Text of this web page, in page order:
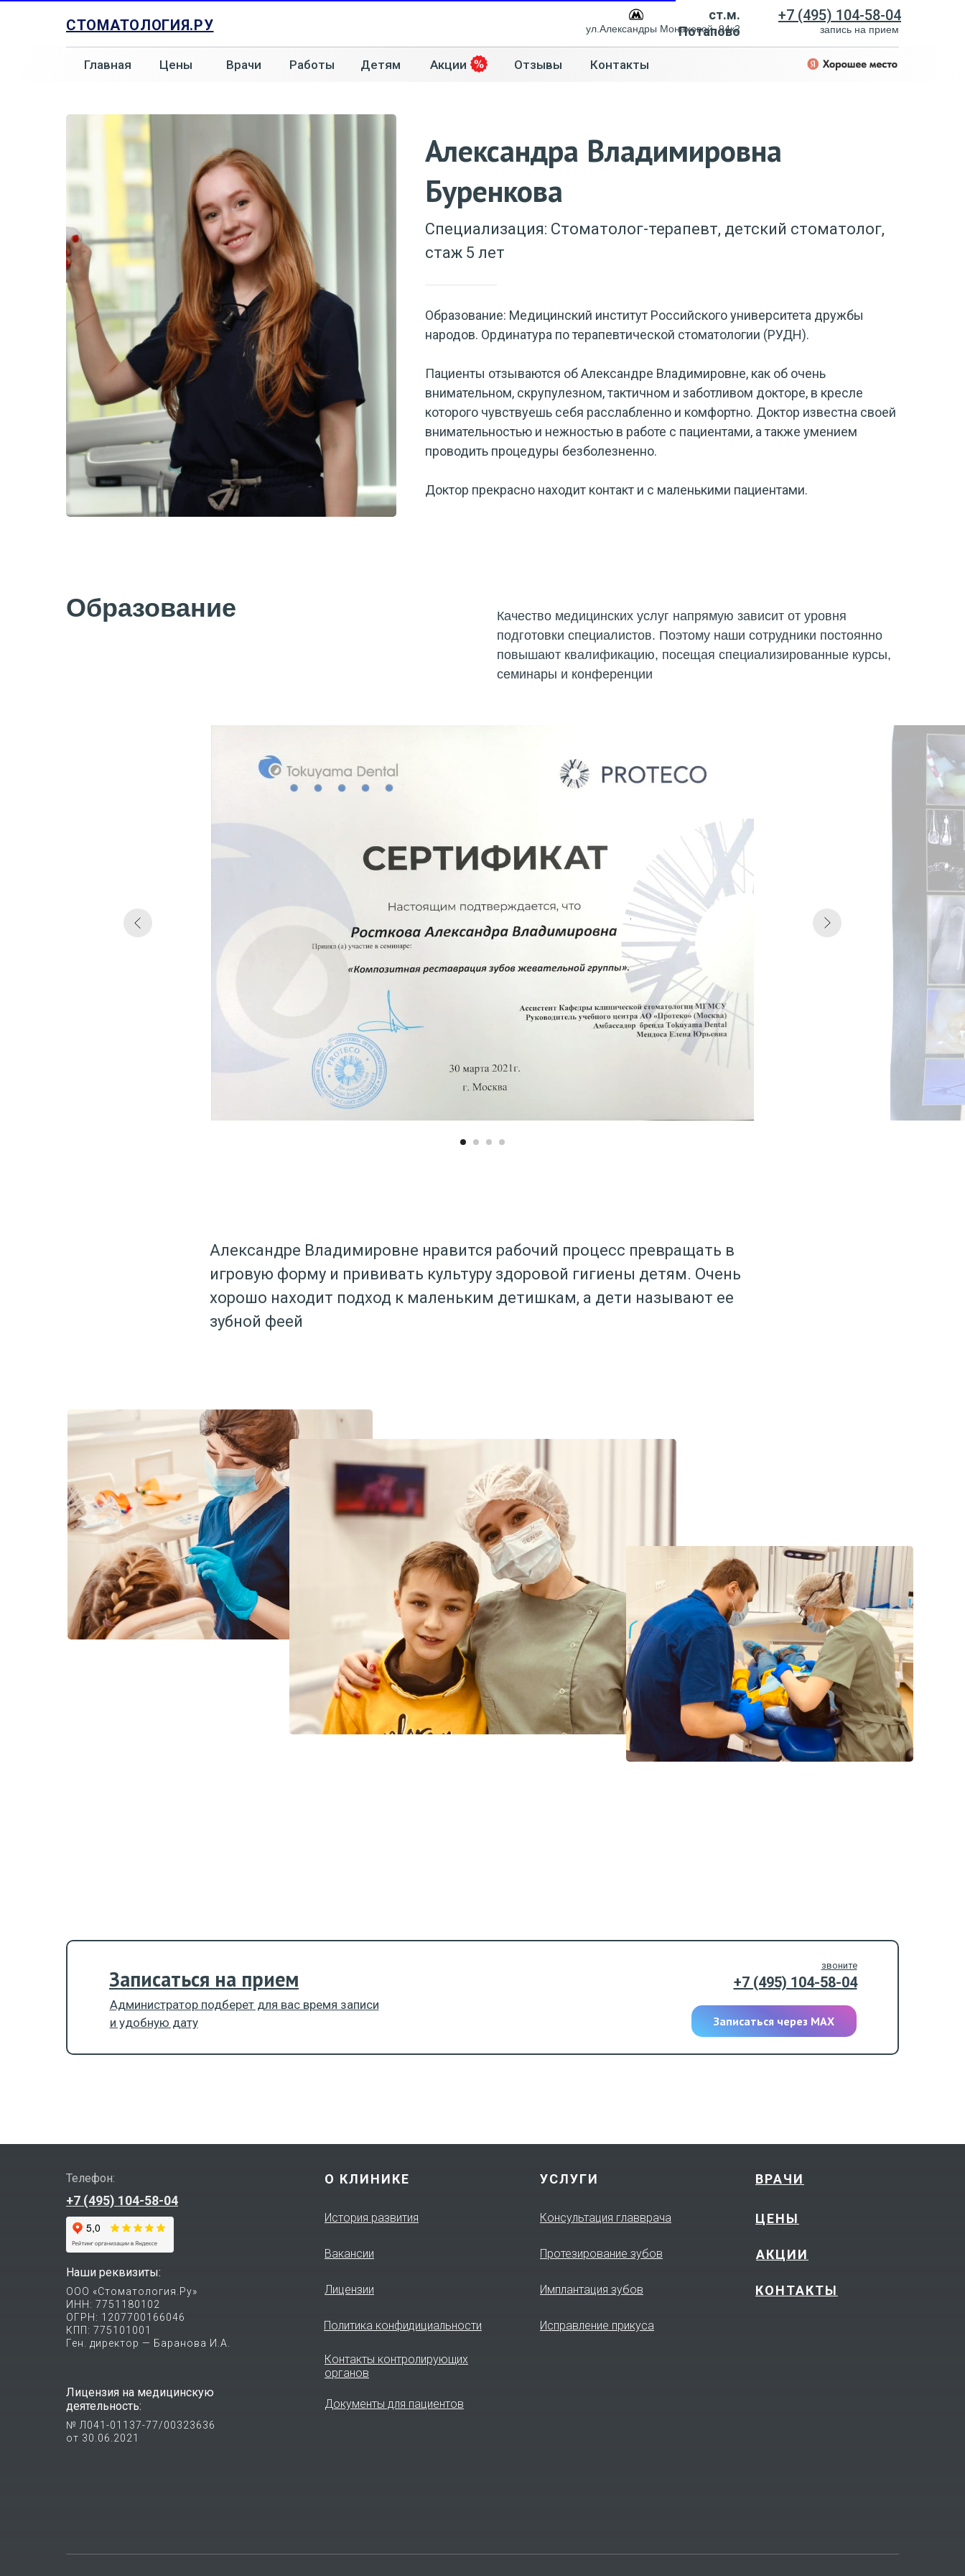
+7 (495) 104-58-04
Главная Цены Детям
Врачи Работы Отзывы Контакты
запись на прием
ул.Александры Монаховой, 94к2
ст.м.
Потапово
СТОМАТОЛОГИЯ.РУ
Акции
Александра Владимировна
Буренкова
Специализация: Стоматолог-терапевт, детский стоматолог,
стаж 5 лет
Образование: Медицинский институт Российского университета дружбы
народов. Ординатура по терапевтической стоматологии (РУДН).
Пациенты отзываются об Александре Владимировне, как об очень
внимательном, скрупулезном, тактичном и заботливом докторе, в кресле
которого чувствуешь себя расслабленно и комфортно. Доктор известна своей
внимательностью и нежностью в работе с пациентами, а также умением
проводить процедуры безболезненно.
Доктор прекрасно находит контакт и с маленькими пациентами.
Образование
Качество медицинских услуг напрямую зависит от уровня
подготовки специалистов. Поэтому наши сотрудники постоянно
повышают квалификацию, посещая специализированные курсы,
семинары и конференции
Александре Владимировне нравится рабочий процесс превращать в
игровую форму и прививать культуру здоровой гигиены детям. Очень
хорошо находит подход к маленьким детишкам, а дети называют ее
зубной феей
Записаться через МАХ
+7 (495) 104-58-04
звоните
Записаться на прием
Администратор подберет для вас время записи
и удобную дату
УСЛУГИ
О КЛИНИКЕ
Лицензия на медицинскую
деятельность:
№ Л041-01137-77/00323636
от 30.06.2021
ООО «Стоматология.Ру»
ИНН: 7751180102
ОГРН: 1207700166046
КПП: 775101001
Ген. директор — Баранова И.А.
ВРАЧИ
Протезирование зубов
ЦЕНЫ
АКЦИИ
КОНТАКТЫ
Вакансии
Лицензии
Контакты контролирующих
органов
Документы для пациентов
Политика конфидициальности Исправление прикуса
Имплантация зубов
+7 (495) 104-58-04
Наши реквизиты:
Телефон:
История развития Консультация главврача